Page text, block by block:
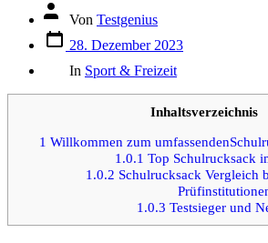
Autor
Beitrags
Von Testgenius
Datum
des
Beitrags
28. Dezember 2023
In Sport & Freizeit
Inhaltsverzeichnis
1 Willkommen zum
1.0.1 Top Schulrucksack
1.0.2 Schulrucksack Vergleich
1.0.3 Testsieger und